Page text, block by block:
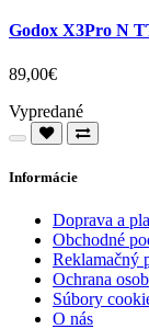
Godox X3Pro N
89,00€
Vypredané
Informácie
Doprava a
Obchodné
Reklamačný
Ochrana
Súbory
O nás